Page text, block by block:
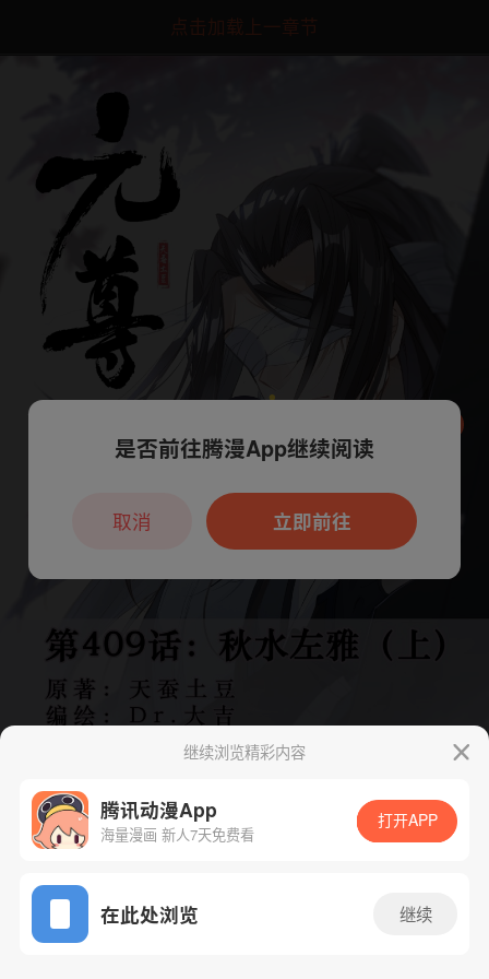
点击加载上一章节
App免费看
继续浏览精彩内容
腾讯动漫App
海量漫画 新人7天免费看
打开APP
在此处浏览 继续
本章节仅支持App阅读，可打开App新用
户7天免费看
是否前往腾漫App继续阅读
立即前往
取消